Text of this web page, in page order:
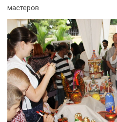
мастеров.